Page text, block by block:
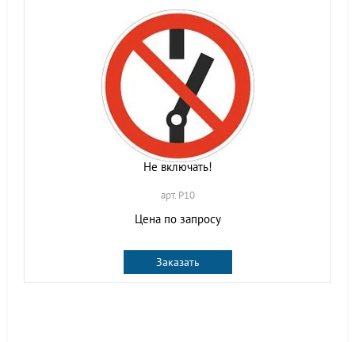
Не включать!
арт. P10
Цена по запросу
Заказать